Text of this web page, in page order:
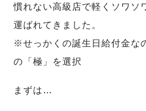
慣れない高級店で軽くソワソ
運ばれてきました。
※せっかくの誕生日給付金な
の「極」を選択
まずは…